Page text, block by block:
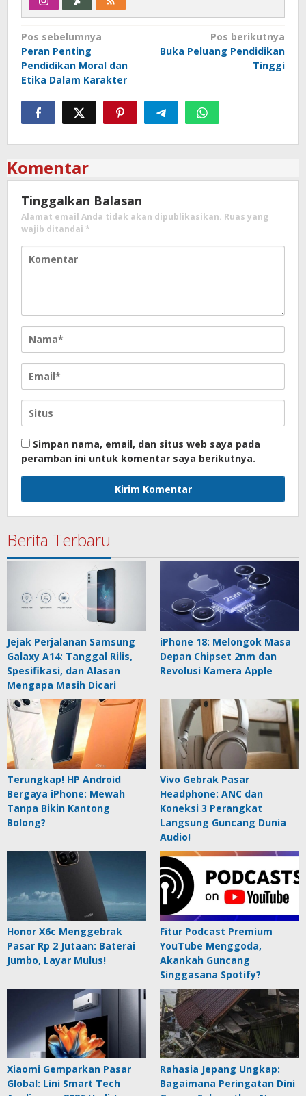
Navigasi
pos
Pos sebelumnya
Peran Penting
Pendidikan Moral dan
Etika Dalam Karakter
Pos berikutnya
Buka Peluang Pendidikan
Tinggi
Komentar
Tinggalkan Balasan
Alamat email Anda tidak akan dipublikasikan. Ruas yang
wajib ditandai *
Simpan nama, email, dan situs web saya pada
peramban ini untuk komentar saya berikutnya.
Berita Terbaru
Jejak Perjalanan Samsung
Galaxy A14: Tanggal Rilis,
Spesifikasi, dan Alasan
Mengapa Masih Dicari
iPhone 18: Melongok Masa
Depan Chipset 2nm dan
Revolusi Kamera Apple
Terungkap! HP Android
Bergaya iPhone: Mewah
Tanpa Bikin Kantong
Bolong?
Vivo Gebrak Pasar
Headphone: ANC dan
Koneksi 3 Perangkat
Langsung Guncang Dunia
Audio!
Honor X6c Menggebrak
Pasar Rp 2 Jutaan: Baterai
Jumbo, Layar Mulus!
Fitur Podcast Premium
YouTube Menggoda,
Akankah Guncang
Singgasana Spotify?
Xiaomi Gemparkan Pasar
Global: Lini Smart Tech
Rahasia Jepang Ungkap:
Bagaimana Peringatan Dini